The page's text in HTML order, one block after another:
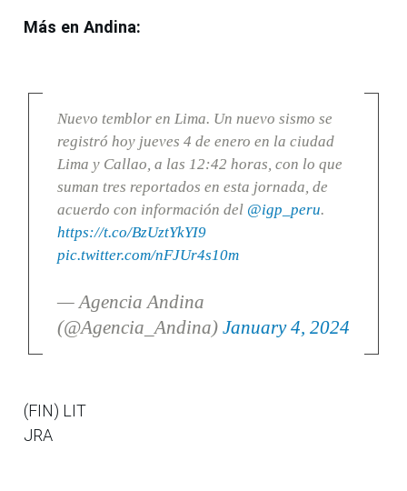
Más en Andina:
Nuevo temblor en Lima. Un nuevo sismo se
registró hoy jueves 4 de enero en la ciudad
Lima y Callao, a las 12:42 horas, con lo que
suman tres reportados en esta jornada, de
acuerdo con información del @igp_peru.
https://t.co/BzUztYkYI9
pic.twitter.com/nFJUr4s10m
— Agencia Andina
(@Agencia_Andina) January 4, 2024
(FIN) LIT
JRA